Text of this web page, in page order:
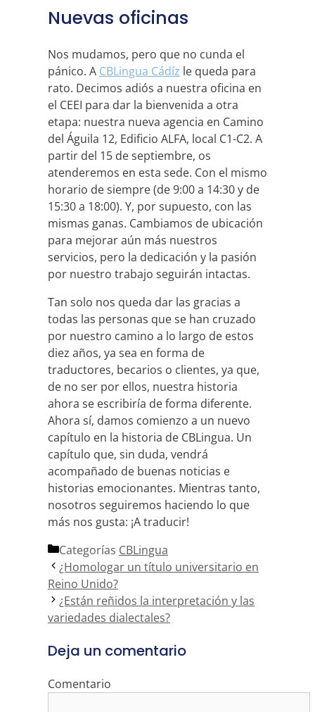
Nuevas oficinas
Nos mudamos, pero que no cunda el
pánico. A CBLingua Cádíz le queda para
rato. Decimos adiós a nuestra oficina en
el CEEI para dar la bienvenida a otra
etapa: nuestra nueva agencia en Camino
del Águila 12, Edificio ALFA, local C1-C2. A
partir del 15 de septiembre, os
atenderemos en esta sede. Con el mismo
horario de siempre (de 9:00 a 14:30 y de
15:30 a 18:00). Y, por supuesto, con las
mismas ganas. Cambiamos de ubicación
para mejorar aún más nuestros
servicios, pero la dedicación y la pasión
por nuestro trabajo seguirán intactas.
Tan solo nos queda dar las gracias a
todas las personas que se han cruzado
por nuestro camino a lo largo de estos
diez años, ya sea en forma de
traductores, becarios o clientes, ya que,
de no ser por ellos, nuestra historia
ahora se escribiría de forma diferente.
Ahora sí, damos comienzo a un nuevo
capítulo en la historia de CBLingua. Un
capítulo que, sin duda, vendrá
acompañado de buenas noticias e
historias emocionantes. Mientras tanto,
nosotros seguiremos haciendo lo que
más nos gusta: ¡A traducir!
Categorías CBLingua
¿Homologar un título universitario en
Reino Unido?
¿Están reñidos la interpretación y las
variedades dialectales?
Deja un comentario
Comentario